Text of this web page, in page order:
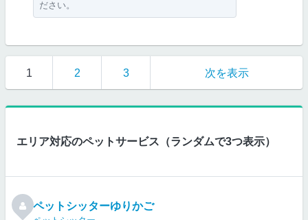
ださい。
1 2 3 次を表示
エリア対応のペットサービス（ランダムで3つ表示）
ペットシッターゆりかご